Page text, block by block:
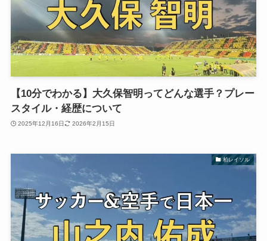
【10分でわかる】大久保智明ってどんな選手？プレー
スタイル・経歴について
2025年12月16日 2026年2月15日
柏レイソル